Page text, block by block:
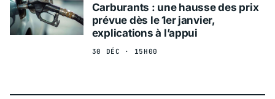
Carburants : une hausse des prix
prévue dès le 1er janvier,
explications à l’appui
30 DÉC · 15H00